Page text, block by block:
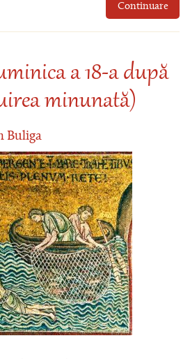
Continuare
a 18-a după
minunată)
Buliga